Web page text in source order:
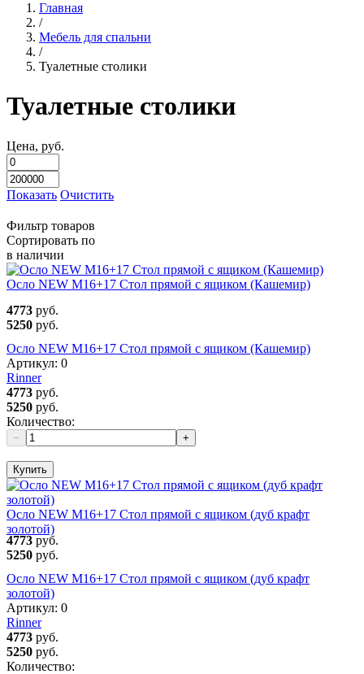
Главная
/
Мебель для спальни
/
Туалетные столики
Туалетные столики
Цена, руб.
Показать Очистить
Фильтр товаров
Сортировать по
в наличии
Осло NEW М16+17 Стол прямой с ящиком (Кашемир)
4773 руб.
5250 руб.
Осло NEW М16+17 Стол прямой с ящиком (Кашемир)
Артикул: 0
Rinner
4773 руб.
5250 руб.
Количество:
− +
Купить
Осло NEW М16+17 Стол прямой с ящиком (дуб крафт
золотой)
4773 руб.
5250 руб.
Осло NEW М16+17 Стол прямой с ящиком (дуб крафт
золотой)
Артикул: 0
Rinner
4773 руб.
5250 руб.
Количество: